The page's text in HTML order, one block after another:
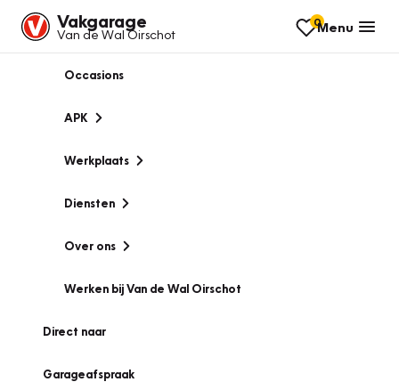
Vakgarage
Van de Wal Oirschot
0Menu
Occasions
APK
Werkplaats
Diensten
Over ons
Werken bij Van de Wal Oirschot
Direct naar
Garageafspraak